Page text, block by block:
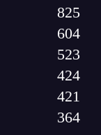
825
604
523
424
421
364